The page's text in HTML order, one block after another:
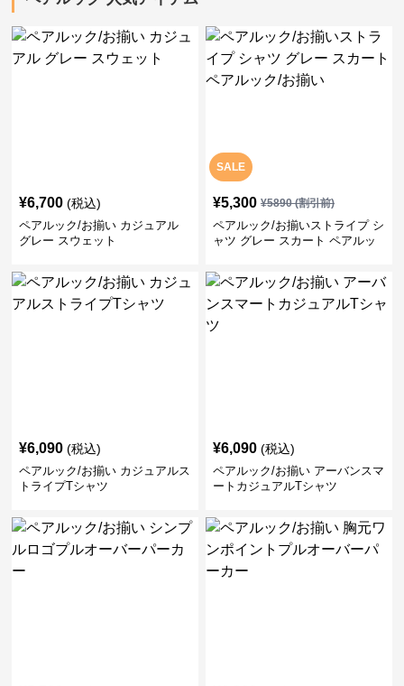
¥6,700 (税込)
ペアルック/お揃い カジュアル
グレー スウェット
SALE
¥5,300 ¥5890(割引前)
ペアルック/お揃いストライプ シ
ャツ グレー スカート ペアルッ
¥6,090 (税込)
ペアルック/お揃い カジュアルス
トライプTシャツ
¥6,090 (税込)
ペアルック/お揃い アーバンスマ
ートカジュアルTシャツ